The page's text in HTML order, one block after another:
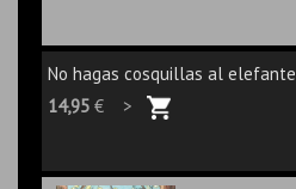
No hagas cosquillas al elefante
14,95 € >